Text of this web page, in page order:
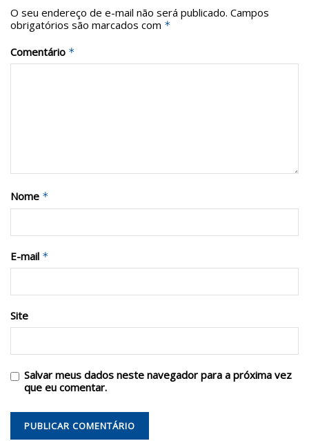
O seu endereço de e-mail não será publicado. Campos
obrigatórios são marcados com *
Comentário *
Nome *
E-mail *
Site
Salvar meus dados neste navegador para a próxima vez
que eu comentar.